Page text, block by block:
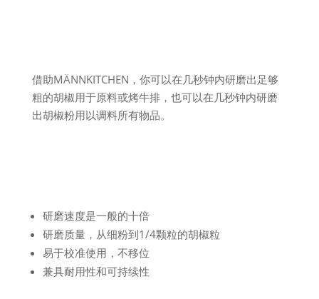
借助MÄNNKITCHEN，你可以在几秒钟内研磨出足够
粗的胡椒用于原料或烤牛排，也可以在几秒钟内研磨
出胡椒粉用以调料所有物品。
研磨速度是一般的十倍
研磨质量，从细粉到1/4颗粒的胡椒粒
易于校准使用，不移位
兼具耐用性和可持续性